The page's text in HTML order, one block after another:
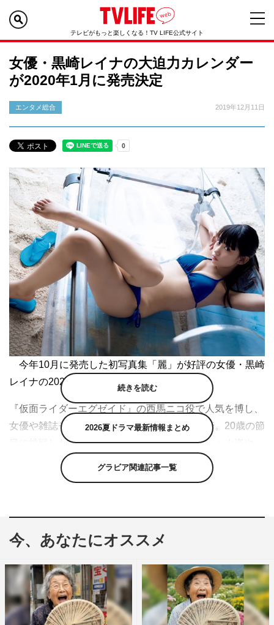
テレビがもっと楽しくなる！TV LIFE公式サイト
女優・黒崎レイナの大迫力カレンダー
が2020年1月に発売決定
エンタメ総合 2019年12月11日
今年10月に発売した初写真集「麗」が好評の女優・黒崎
レイナの2020年カレンダー発売が決定した。
『仮面ライダーエグゼイド』の西馬ニコ役で人気を博し、
女優や雑誌モデルなど幅広く活躍している黒崎。20歳の節
目に挑戦した初写真集では、雪にまみれてはしゃぐ姿や、
ロッジで大胆な初ランジェリー姿も披露した。
続きを読む
2026夏ドラマ最新情報まとめ
グラビア関連記事一覧
今、あなたにオススメ